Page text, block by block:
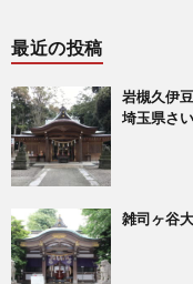
最近の投稿
岩槻久伊
埼玉県さ
雑司ヶ谷